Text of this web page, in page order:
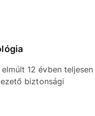
12 évben teljesen
biztonsági